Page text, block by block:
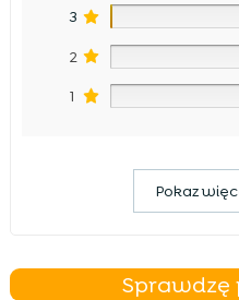
3
2
1
Pokaz
Sprawdzę